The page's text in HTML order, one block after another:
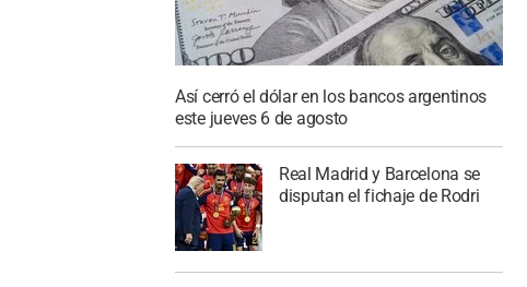
Así cerró el dólar en los bancos argentinos
este jueves 6 de agosto
Real Madrid y Barcelona se
disputan el fichaje de Rodri